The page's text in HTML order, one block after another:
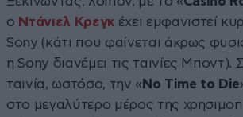
ο Ντάνιελ Κρεγκέχει εμφανιστεί
Sony (κάτι που φαίνεται άκρως
η Sony διανέμει τις ταινίες Μποντ).
ταινία, ωστόσο, την « No Time to Die
στο μεγαλύτερο μέρος της